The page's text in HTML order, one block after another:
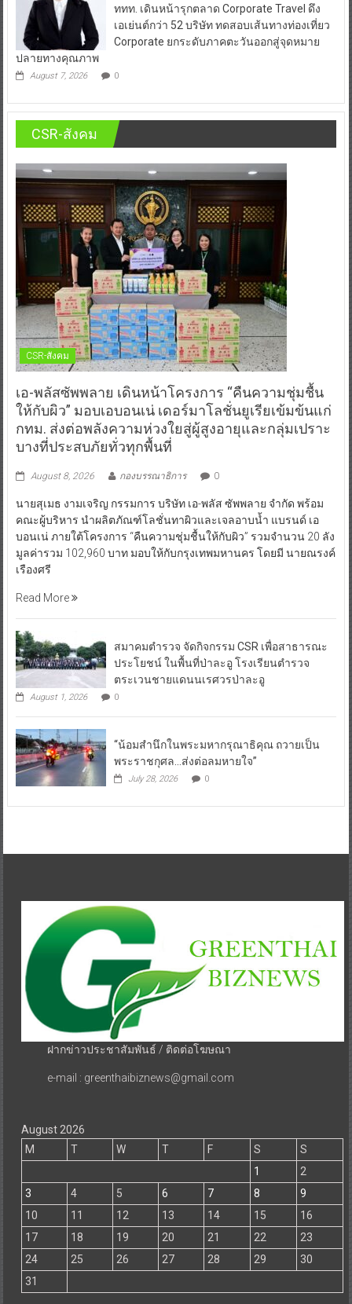
ททท. เดินหน้ารุกตลาด Corporate Travel ดึง
เอเย่นต์กว่า 52 บริษัท ทดสอบเส้นทางท่องเที่ยว
Corporate ยกระดับภาคตะวันออกสู่จุดหมาย
ปลายทางคุณภาพ
August 7, 2026 0
CSR-สังคม
CSR-สังคม
เอ-พลัสซัพพลาย เดินหน้าโครงการ “คืนความชุ่มชื้น
ให้กับผิว” มอบเอบอนเน่ เดอร์มาโลชั่นยูเรียเข้มข้นแก่
กทม. ส่งต่อพลังความห่วงใยสู่ผู้สูงอายุและกลุ่มเปราะ
บางที่ประสบภัยทั่วทุกพื้นที่
August 8, 2026 กองบรรณาธิการ 0
นายสุเมธ งามเจริญ กรรมการ บริษัท เอ-พลัส ซัพพลาย จำกัด พร้อม
คณะผู้บริหาร นำผลิตภัณฑ์โลชั่นทาผิวและเจลอาบน้ำ แบรนด์ เอ
บอนเน่ ภายใต้โครงการ “คืนความชุ่มชื้นให้กับผิว” รวมจำนวน 20 ลัง
มูลค่ารวม 102,960 บาท มอบให้กับกรุงเทพมหานคร โดยมี นายณรงค์
เรืองศรี
Read More
สมาคมตำรวจ จัดกิจกรรม CSR เพื่อสาธารณะ
ประโยชน์ ในพื้นที่ป่าละอู โรงเรียนตำรวจ
ตระเวนชายแดนนเรศวรป่าละอู
August 1, 2026 0
“น้อมสำนึกในพระมหากรุณาธิคุณ ถวายเป็น
พระราชกุศล…ส่งต่อลมหายใจ”
July 28, 2026 0
ฝากข่าวประชาสัมพันธ์ / ติดต่อโฆษณา
e-mail : greenthaibiznews@gmail.com
August 2026
M
T W T F S
S
1
2
3
4 5 6 7 8
9
10
11 12 13 14 15
16
17
18 19 20 21 22
23
24
25 26 27 28 29
30
31